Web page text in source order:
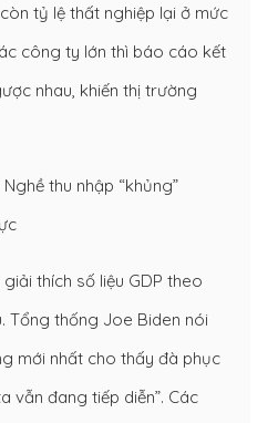
tỷ lệ thất nghiệp lại ở mức
công ty lớn thì báo cáo kết
nhau, khiến thị trường
thu nhập “khủng”
thích số liệu GDP theo
Tổng thống Joe Biden nói
mới nhất cho thấy đà phục
vẫn đang tiếp diễn”. Các